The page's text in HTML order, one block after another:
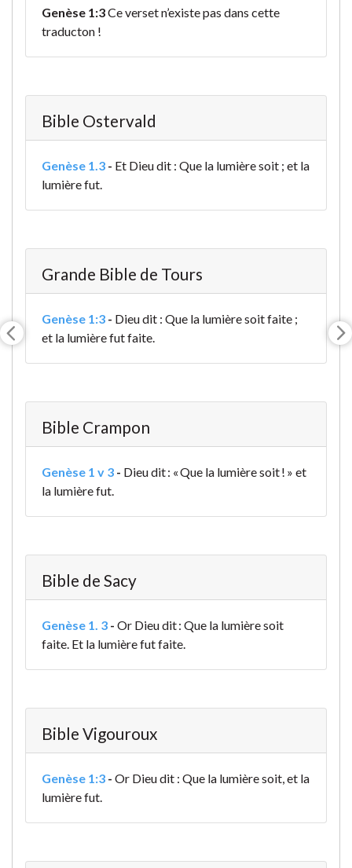
Genèse 1:3Ce verset n’existe pas dans cette
traducton !
Bible Ostervald
Genèse 1.3 - Et Dieu dit : Que la lumière soit ; et la
lumière fut.
Grande Bible de Tours
Genèse 1:3 - Dieu dit : Que la lumière soit faite ;
et la lumière fut faite.
Bible Crampon
Genèse 1 v 3 - Dieu dit : « Que la lumière soit ! » et
la lumière fut.
Bible de Sacy
Genèse 1. 3 - Or Dieu dit : Que la lumière soit
faite. Et la lumière fut faite.
Bible Vigouroux
Genèse 1:3 - Or Dieu dit : Que la lumière soit, et la
lumière fut.